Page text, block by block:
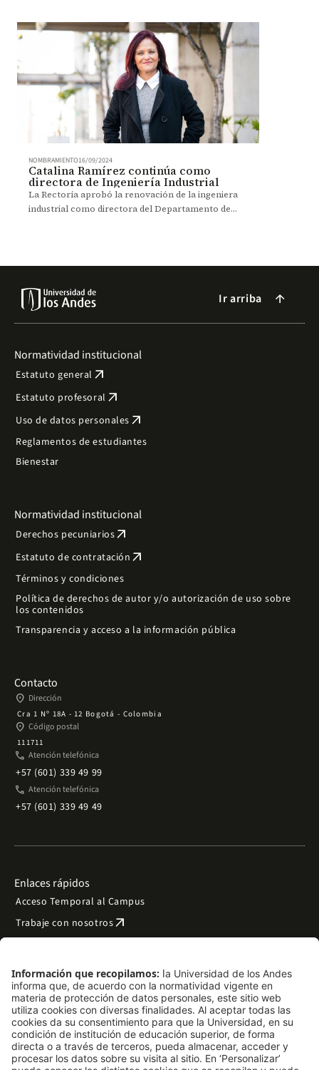
NOMBRAMIENTO16/09/2024
Catalina Ramírez continúa como
directora de Ingeniería Industrial
La Rectoría aprobó la renovación de la ingeniera
industrial como directora del Departamento de
Ir arriba arrow_forward
Normatividad institucional
Estatuto general arrow_outward
Estatuto profesoral arrow_outward
Uso de datos personales arrow_outward
Reglamentos de estudiantes
Bienestar
Normatividad institucional
Derechos pecuniariosarrow_outward
Estatuto de contratación arrow_outward
Términos y condiciones
Política de derechos de autor y/o autorización de uso sobre
los contenidos
Transparencia y acceso a la información pública
Contacto
place Dirección
Cra 1 Nº 18A - 12 Bogotá - Colombia
place Código postal
111711
phone Atención telefónica
+57 (601) 339 49 99
phone Atención telefónica
+57 (601) 339 49 49
Enlaces rápidos
Acceso Temporal al Campus
Trabaje con nosotrosarrow_outward
Preguntas frecuentes
Filantropía y donacionesarrow_outward
Mapa del sitio arrow_outward
Síguenos